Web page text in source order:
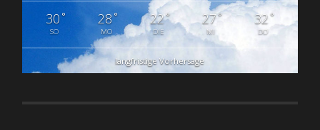
30°
SO
28°
MO
22°
DIE
27°
MI
32 °
DO
langfristige Vorhersage